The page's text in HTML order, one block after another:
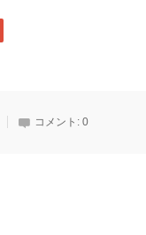
コメント: 0